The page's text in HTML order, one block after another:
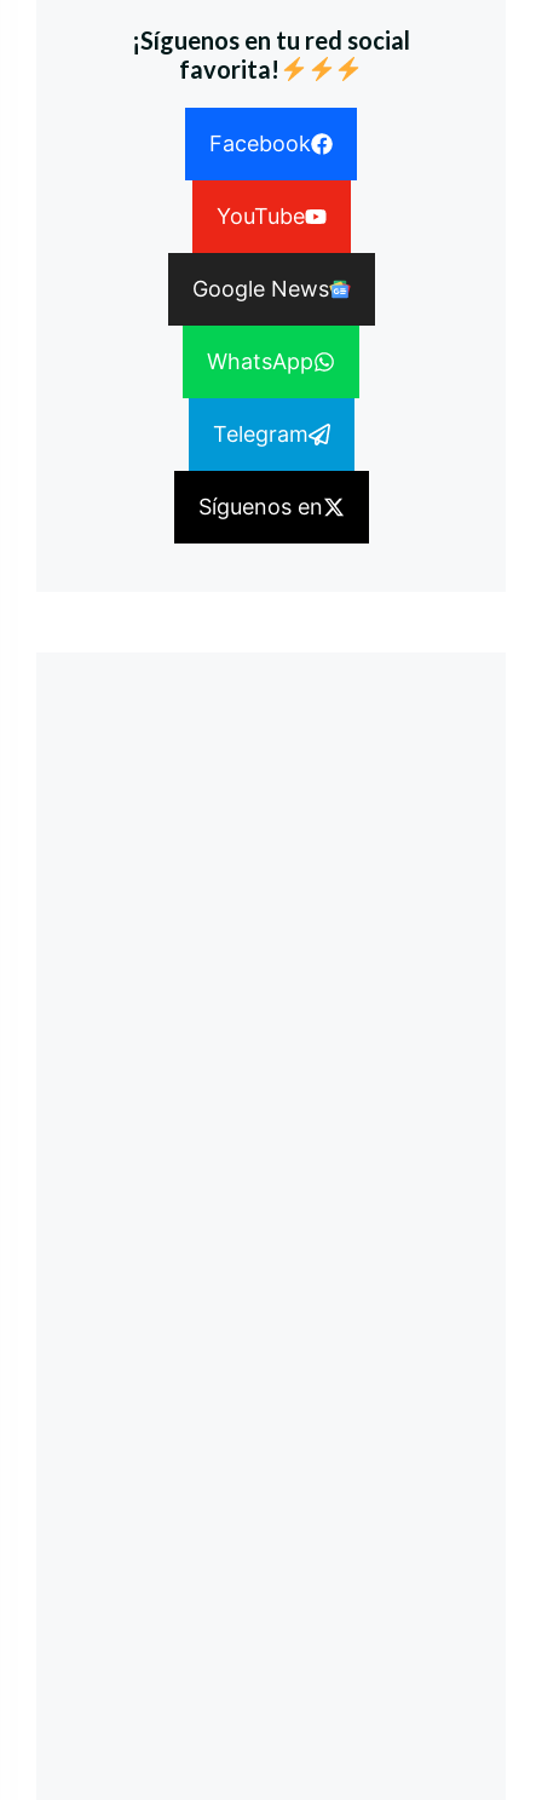
¡Síguenos en tu red social
favorita!
Facebook
YouTube
Google News
WhatsApp
Telegram
Síguenos en